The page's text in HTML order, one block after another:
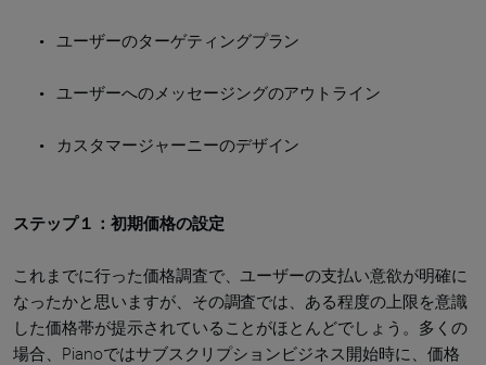
ユーザーのターゲティングプラン
ユーザーへのメッセージングのアウトライン
カスタマージャーニーのデザイン
ステップ１：初期価格の設定
これまでに行った価格調査で、ユーザーの支払い意欲が明確に
なったかと思いますが、その調査では、ある程度の上限を意識
した価格帯が提示されていることがほとんどでしょう。多くの
場合、Pianoではサブスクリプションビジネス開始時に、価格